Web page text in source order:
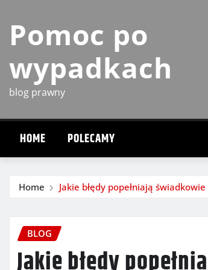
content
Pomoc po
wypadkach
blog prawny
HOME POLECAMY
Home Jakie błędy popełniają
BLOG
Jakie błędy